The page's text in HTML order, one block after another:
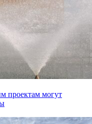
проектам могут